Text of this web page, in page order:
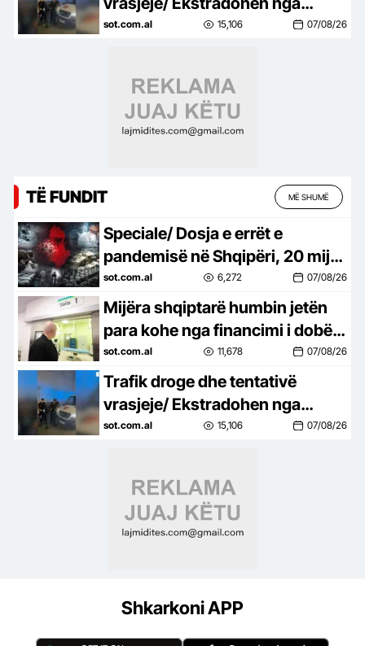
Kolumbia e Italia 2 persona të
sot.com.al 15,106 07/08/26
TË FUNDIT MË SHUMË
Speciale/ Dosja e errët e
pandemisë në Shqipëri, 20 mijë
shqiptarë humbën jetën nga
Covid-19, mijëra të tjerë…
sot.com.al 6,272 07/08/26
Mijëra shqiptarë humbin jetën
para kohe nga financimi i dobët i
shëndetësisë, Dhoma
Amerikane ngre alarmin dhe
godet…
sot.com.al 11,678 07/08/26
Trafik droge dhe tentativë
vrasjeje/ Ekstradohen nga
Kolumbia e Italia 2 persona të
sot.com.al 15,106 07/08/26
Shkarkoni APP